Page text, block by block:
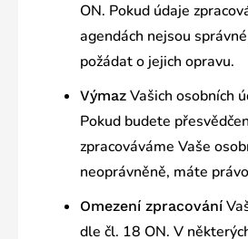
ON. Pokud údaje
agendách nejsou
požádat o jejich opravu.
Výmaz Vašich osobních
Pokud budete
zpracováváme Vaše
neoprávněně, máte
Omezení zpracování
dle čl. 18 ON. V